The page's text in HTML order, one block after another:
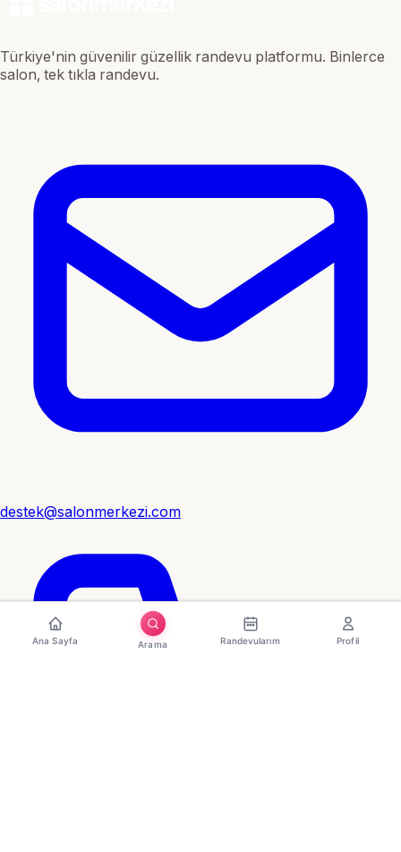
Türkiye'nin güvenilir güzellik randevu platformu. Binlerce
salon, tek tıkla randevu.
destek@salonmerkezi.com
Ana Sayfa Arama Randevularım Profil